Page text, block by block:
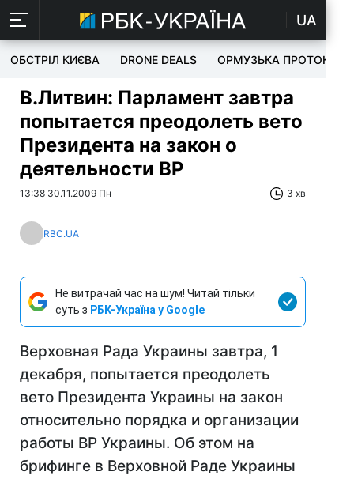
UA
ОБСТРІЛ КИЄВА DRONE DEALS ОРМУЗЬКА ПРОТОКА
В.Литвин: Парламент завтра
попытается преодолеть вето
Президента на закон о
деятельности ВР
13:38 30.11.2009 Пн 3 хв
RBC.UA
Не витрачай час на шум! Читай тільки
суть з РБК-Україна у Google
Верховная Рада Украины завтра, 1
декабря, попытается преодолеть
вето Президента Украины на закон
относительно порядка и организации
работы ВР Украины. Об этом на
брифинге в Верховной Раде Украины